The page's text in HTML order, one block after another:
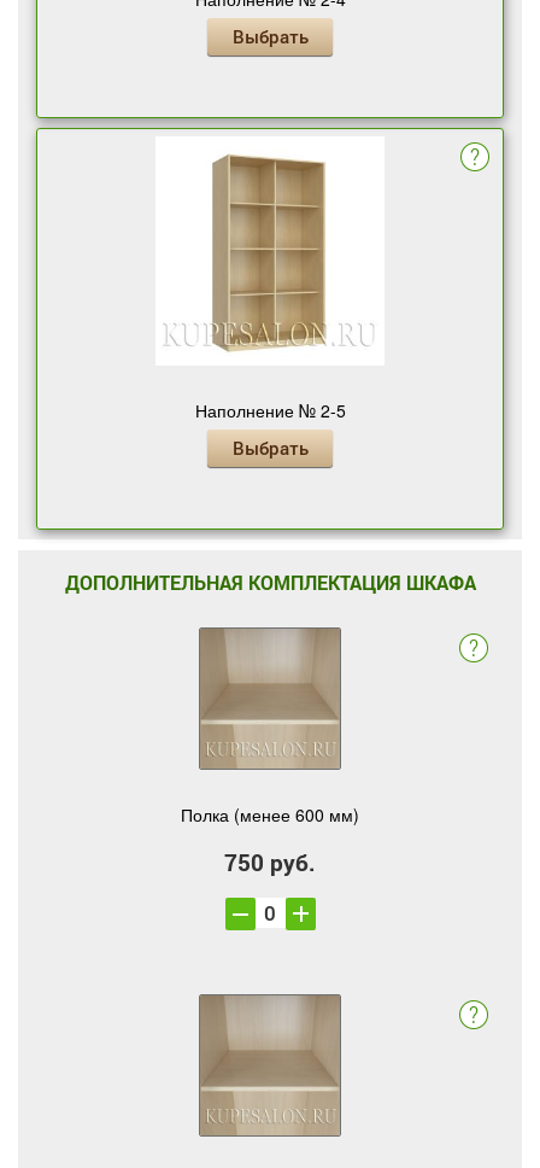
Выбрать
Наполнение № 2-5
Выбрать
ДОПОЛНИТЕЛЬНАЯ КОМПЛЕКТАЦИЯ ШКАФА
Полка (менее 600 мм)
750 руб.